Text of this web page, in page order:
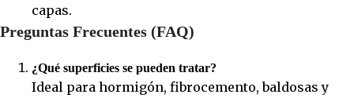
capas.
Preguntas Frecuentes (FAQ)
¿Qué superficies se pueden tratar?
Ideal para hormigón, fibrocemento, baldosas y